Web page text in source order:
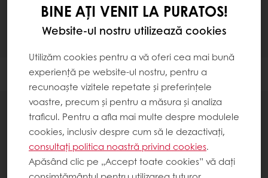
Filtrare
Soluțiile noastre pentru crema custard
BINE AȚI VENIT LA PURATOS!
Website-ul nostru utilizează cookies
Utilizăm cookies pentru a vă oferi cea mai bună
experiență pe website-ul nostru, pentru a
recunoaște vizitele repetate și preferințele
voastre, precum și pentru a măsura și analiza
traficul. Pentru a afla mai multe despre modulele
cookies, inclusiv despre cum să le dezactivați,
consultați politica noastră privind cookies.
Apăsând clic pe „Accept toate cookies” vă dați